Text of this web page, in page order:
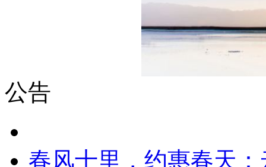
公告
春风十里，约惠春天